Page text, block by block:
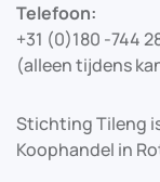
Telefoon:
+31 (0)180 -744
(alleen tijdens
Stichting Tileng
Koophandel in